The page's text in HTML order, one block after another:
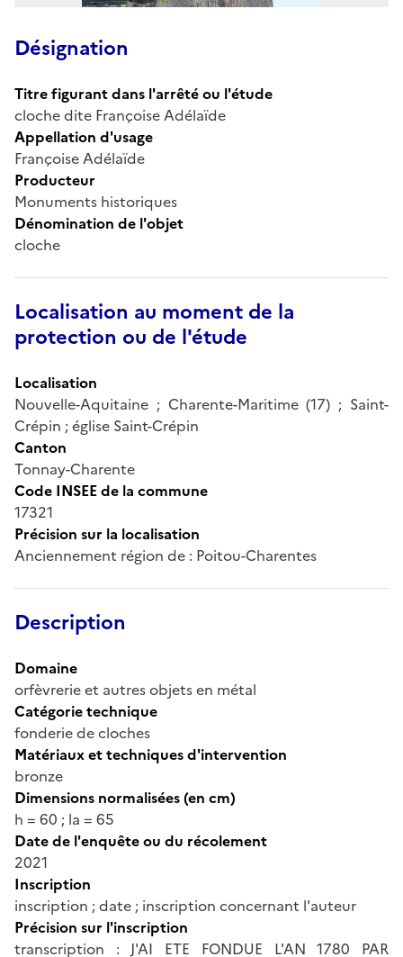
Désignation
Titre figurant dans l'arrêté ou l'étude
cloche dite Françoise Adélaïde
Appellation d'usage
Françoise Adélaïde
Producteur
Monuments historiques
Dénomination de l'objet
cloche
Localisation au moment de la
protection ou de l'étude
Localisation
Nouvelle-Aquitaine ; Charente-Maritime (17) ; Saint-
Crépin ; église Saint-Crépin
Canton
Tonnay-Charente
Code INSEE de la commune
17321
Précision sur la localisation
Anciennement région de : Poitou-Charentes
Description
Domaine
orfèvrerie et autres objets en métal
Catégorie technique
fonderie de cloches
Matériaux et techniques d'intervention
bronze
Dimensions normalisées (en cm)
h = 60 ; la = 65
Date de l'enquête ou du récolement
2021
Inscription
inscription ; date ; inscription concernant l'auteur
Précision sur l'inscription
transcription : J'AI ETE FONDUE L'AN 1780 PAR